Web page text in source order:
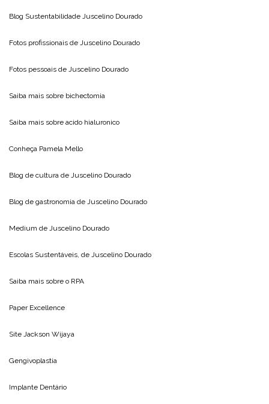
Blog Sustentabilidade Juscelino Dourado
Fotos profissionais de Juscelino Dourado
Fotos pessoais de Juscelino Dourado
Saiba mais sobre bichectomia
Saiba mais sobre acido hialuronico
Conheça Pamela Mello
Blog de cultura de Juscelino Dourado
Blog de gastronomia de Juscelino Dourado
Medium de Juscelino Dourado
Escolas Sustentáveis, de Juscelino Dourado
Saiba mais sobre o RPA
Paper Excellence
Site Jackson Wijaya
Gengivoplastia
Implante Dentário